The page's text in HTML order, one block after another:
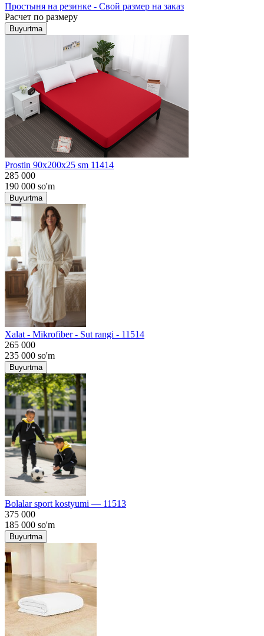
Простыня на резинке - Свой размер на заказ
Расчет по размеру
Buyurtma
Prostin 90x200x25 sm 11414
285 000
190 000 so'm
Buyurtma
Хalat - Mikrofiber - Sut rangi - 11514
265 000
235 000 so'm
Buyurtma
Bolalar sport kostyumi — 11513
375 000
185 000 so'm
Buyurtma